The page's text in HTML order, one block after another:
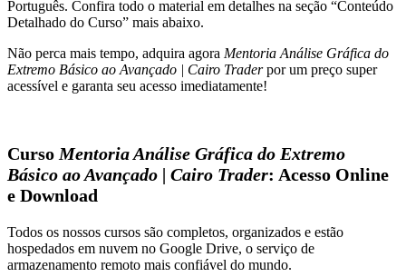
Português. Confira todo o material em detalhes na seção “Conteúdo
Detalhado do Curso” mais abaixo.
Não perca mais tempo, adquira agora Mentoria Análise Gráfica do
Extremo Básico ao Avançado | Cairo Traderpor um preço super
acessível e garanta seu acesso imediatamente!
Curso Mentoria Análise Gráfica do Extremo
Básico ao Avançado | Cairo Trader: Acesso Online
e Download
Todos os nossos cursos são completos, organizados e estão
hospedados em nuvem no Google Drive, o serviço de
armazenamento remoto mais confiável do mundo.